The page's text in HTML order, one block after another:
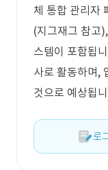
체 통합 관리자
(지그재그 참고
스템이 포함됩
사로 활동하며,
것으로 예상됩
로